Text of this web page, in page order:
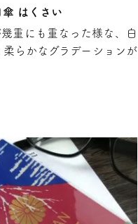
はくさい
重にも重なった様な、白
らかなグラデーションが